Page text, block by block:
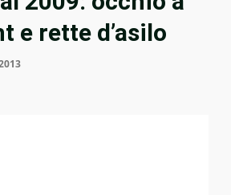
e rette d’asilo